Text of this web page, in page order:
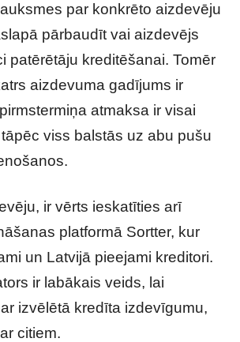
par konkrēto aizdevēju
pārbaudīt vai aizdevējs
patērētāju kreditēšanai. Tomēr
aizdevuma gadījums ir
atmaksa ir visai
viss balstās uz abu pušu
ir vērts ieskatīties arī
platformā Sortter, kur
un Latvijā pieejami kreditori.
ir labākais veids, lai
izvēlētā kredīta izdevīgumu,
citiem.